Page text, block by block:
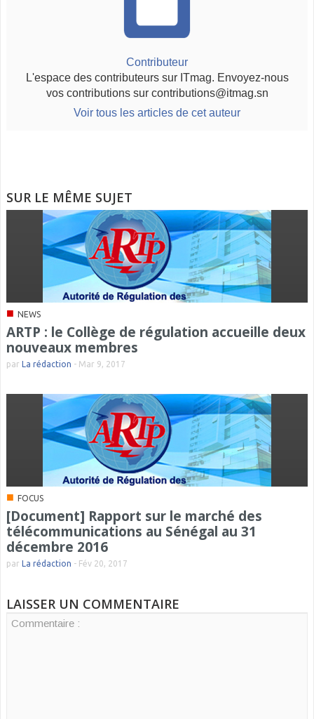
Contributeur
L'espace des contributeurs sur ITmag. Envoyez-nous
vos contributions sur contributions@itmag.sn
Voir tous les articles de cet auteur
SUR LE MÊME SUJET
■ NEWS
ARTP : le Collège de régulation accueille deux
nouveaux membres
par La rédaction - Mar 9, 2017
■ FOCUS
[Document] Rapport sur le marché des
télécommunications au Sénégal au 31
décembre 2016
par La rédaction - Fév 20, 2017
LAISSER UN COMMENTAIRE